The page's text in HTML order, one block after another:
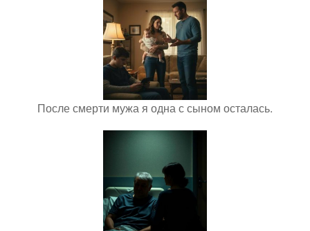
После смерти мужа я одна с сыном осталась.